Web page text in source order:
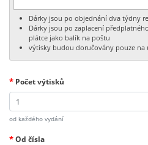
Dárky jsou po objednání dva týdny
Dárky jsou po zaplacení
plátce jako balík na poštu
výtisky budou doručovány pouze na
* Počet výtisků
od každého vydání
*Od čísla